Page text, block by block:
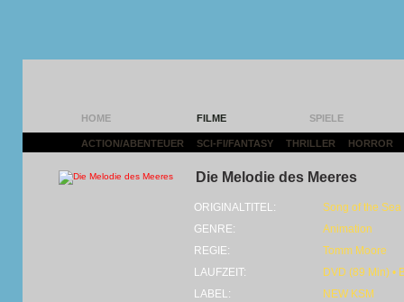
HOME FILME SPIELE
ACTION/ABENTEUER SCI-FI/FANTASY THRILLER HORROR
Die Melodie des Meeres
ORIGINALTITEL:
Song of the Sea
GENRE:
Animation
REGIE:
Tomm Moore
LAUFZEIT:
DVD (89 Min) •
LABEL:
NEW KSM